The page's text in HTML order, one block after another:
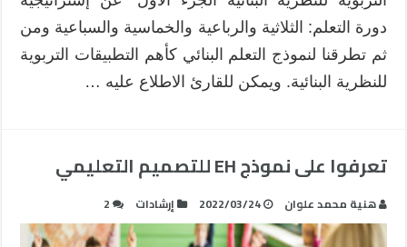
دورة التعلم: الثلاثية والرباعية والخماسية والسباعية ومن
ثم تطرقنا لنموذج التعلم البنائي كأهم التطبيقات التربوية
للنظرية البنائية. ويمكن للقارئ الاطلاع عليه …
تعرفوا على نموذج EH للتصميم التعليمي
هنية محمد علوان 2022/03/24 إرشادات 2